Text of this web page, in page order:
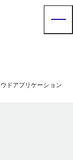
ドアプリケーション